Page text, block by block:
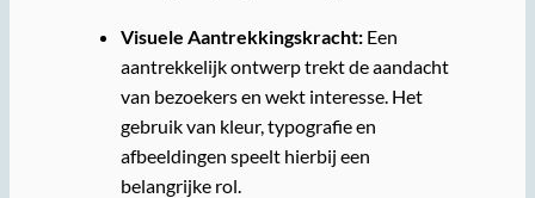
Visuele Aantrekkingskracht:Een
aantrekkelijk ontwerp trekt de aandacht
van bezoekers en wekt interesse. Het
gebruik van kleur, typografie en
afbeeldingen speelt hierbij een
belangrijke rol.